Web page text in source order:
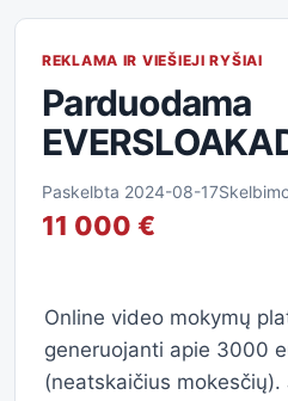
REKLAMA IR VIEŠIEJI RYŠIAI
Parduodama
Paskelbta 2024-08-17
11 000 €
Online video mokymų
generuojanti apie 3000
(neatskaičius